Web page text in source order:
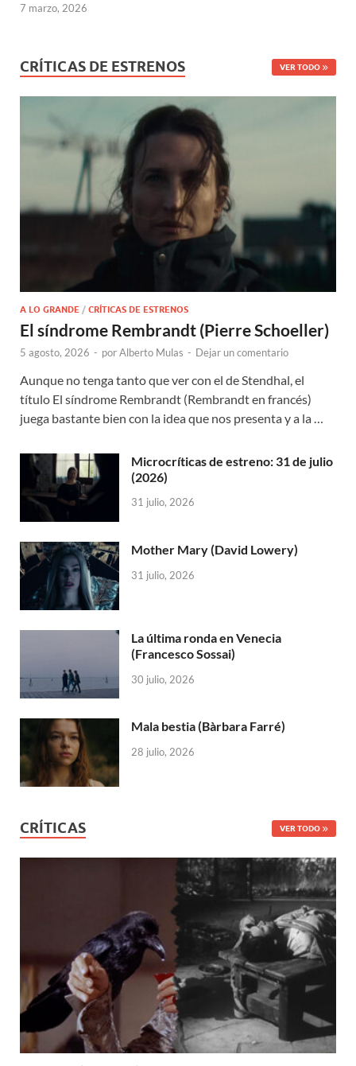
7 marzo, 2026
CRÍTICAS DE ESTRENOS VER TODO
A LO GRANDE / CRÍTICAS DE ESTRENOS
El síndrome Rembrandt (Pierre Schoeller)
5 agosto, 2026 - porAlberto Mulas - Dejar un comentario
Aunque no tenga tanto que ver con el de Stendhal, el
título El síndrome Rembrandt (Rembrandt en francés)
juega bastante bien con la idea que nos presenta y a la …
Microcríticas de estreno: 31 de julio
(2026)
31 julio, 2026
Mother Mary (David Lowery)
31 julio, 2026
La última ronda en Venecia
(Francesco Sossai)
30 julio, 2026
Mala bestia (Bàrbara Farré)
28 julio, 2026
CRÍTICAS VER TODO